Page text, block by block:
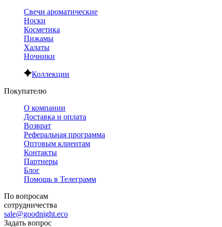
Свечи ароматические
Носки
Косметика
Пижамы
Халаты
Ночники
Коллекции
Покупателю
О компании
Доставка и оплата
Возврат
Реферальная программа
Оптовым клиентам
Контакты
Партнеры
Блог
Помощь в Телеграмм
По вопросам
сотрудничества
sale@goodnight.eco
Задать вопрос